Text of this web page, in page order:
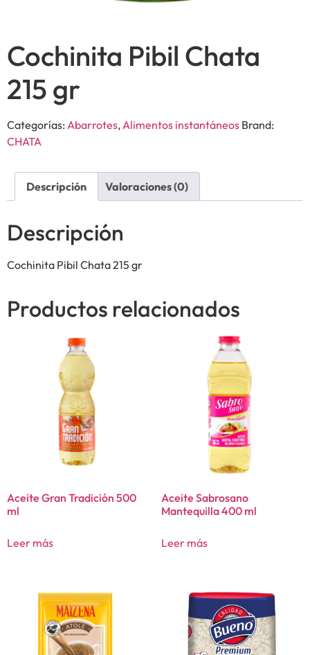
Cochinita Pibil Chata
215 gr
Categorías: Abarrotes,Alimentos instantáneos Brand:
CHATA
Descripción Valoraciones (0)
Descripción
Cochinita Pibil Chata 215 gr
Productos relacionados
Aceite Gran Tradición 500
ml
Leer más
Aceite Sabrosano
Mantequilla 400 ml
Leer más